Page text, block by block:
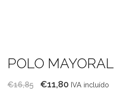
POLO MAYORAL
€16,85
O
€11,80 O
IVA incluído